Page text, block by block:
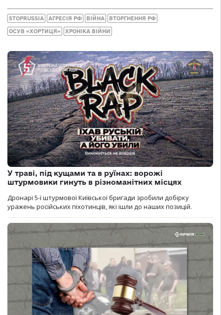
STOPRUSSIA АГРЕСІЯ РФ ВІЙНА ВТОРГНЕННЯ РФ
ОСУВ «ХОРТИЦЯ» ХРОНІКА ВІЙНИ
У траві, під кущами та в руїнах: ворожі
штурмовики гинуть в різноманітних місцях
Дронарі 5-ї штурмової Київської бригади зробили добірку
уражень російських піхотинців, які ішли до наших позицій.